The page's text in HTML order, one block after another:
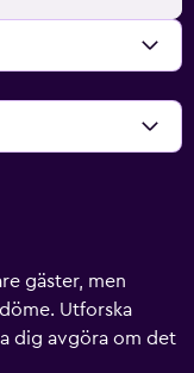
gäster, men
Utforska
dig avgöra om det